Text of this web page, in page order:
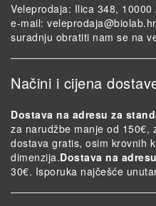
Veleprodaja: Ilica 348,
e-mail: veleprodaja@biolab.hr
suradnju obratiti nam se na
Načini i cijena
Dostava na adresu za
za narudžbe manje od 150€,
dostava gratis, osim krovnih
dimenzija.Dostava na
30€. Isporuka najčešće